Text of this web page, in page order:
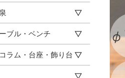
ブル・ベンチ
ラム・台座・飾り台